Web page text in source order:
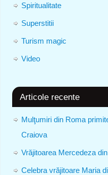
Spiritualitate
Superstitii
Turism magic
Video
Articole recente
Mulţumiri din Roma
Craiova
Vrăjitoarea Mercedeza
Celebra vrăjitoare Maria